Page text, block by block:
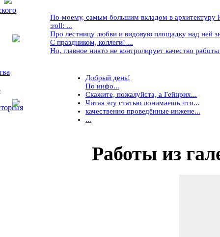
По-моему, самым большим вкладом в архитектуру
:roll: ...
Про лестницу любви и видовую площадку над ней
С праздником, коллеги! ...
Но, главное никто не контролирует качество
Добрый день!
По инфо...
Скажите, пожалуйста, а Гейнрих...
Читая эту статью понимаешь что...
качественно проведённые инжене...
...
Работыиз